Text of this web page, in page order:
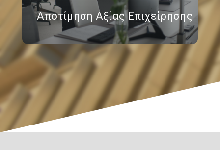
Αποτίμηση Αξίας Επιχείρησης